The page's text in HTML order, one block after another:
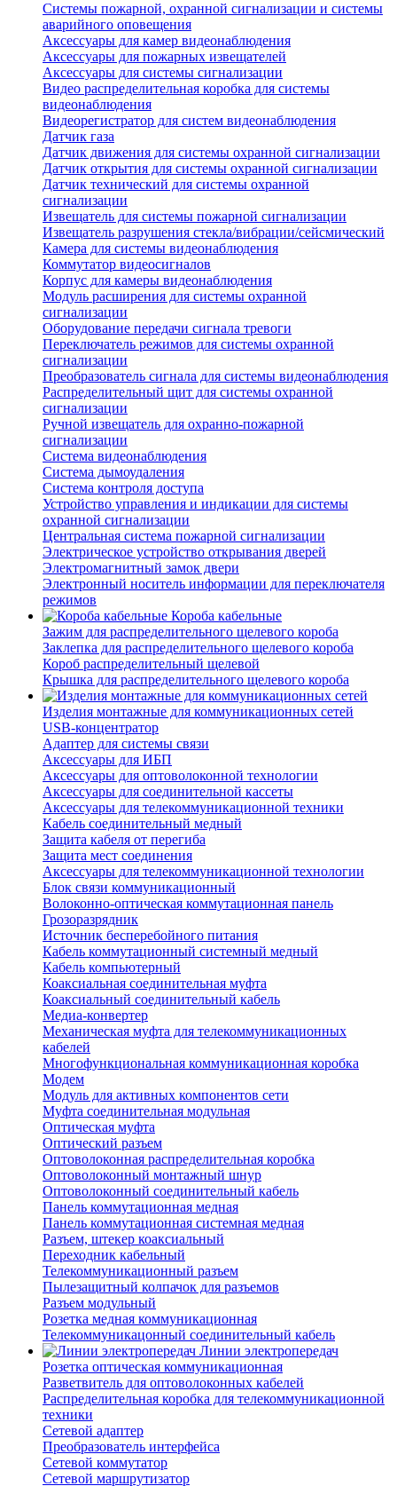
Системы пожарной, охранной сигнализации и системы
аварийного оповещения
Аксессуары для камер видеонаблюдения
Аксессуары для пожарных извещателей
Аксессуары для системы сигнализации
Видео распределительная коробка для системы
видеонаблюдения
Видеорегистратор для систем видеонаблюдения
Датчик газа
Датчик движения для системы охранной сигнализации
Датчик открытия для системы охранной сигнализации
Датчик технический для системы охранной
сигнализации
Извещатель для системы пожарной сигнализации
Извещатель разрушения стекла/вибрации/сейсмический
Камера для системы видеонаблюдения
Коммутатор видеосигналов
Корпус для камеры видеонаблюдения
Модуль расширения для системы охранной
сигнализации
Оборудование передачи сигнала тревоги
Переключатель режимов для системы охранной
сигнализации
Преобразователь сигнала для системы видеонаблюдения
Распределительный щит для системы охранной
сигнализации
Ручной извещатель для охранно-пожарной
сигнализации
Система видеонаблюдения
Система дымоудаления
Система контроля доступа
Устройство управления и индикации для системы
охранной сигнализации
Центральная система пожарной сигнализации
Электрическое устройство открывания дверей
Электромагнитный замок двери
Электронный носитель информации для переключателя
режимов
Короба кабельные
Зажим для распределительного щелевого короба
Заклепка для распределительного щелевого короба
Короб распределительный щелевой
Крышка для распределительного щелевого короба
Изделия монтажные для коммуникационных сетей
USB-концентратор
Адаптер для системы связи
Аксессуары для ИБП
Аксессуары для оптоволоконной технологии
Аксессуары для соединительной кассеты
Аксессуары для телекоммуникационной техники
Кабель соединительный медный
Защита кабеля от перегиба
Защита мест соединения
Аксессуары для телекоммуникационной технологии
Блок связи коммуникационный
Волоконно-оптическая коммутационная панель
Грозоразрядник
Источник бесперебойного питания
Кабель коммутационный системный медный
Кабель компьютерный
Коаксиальная соединительная муфта
Коаксиальный соединительный кабель
Медиа-конвертер
Механическая муфта для телекоммуникационных
кабелей
Многофункциональная коммуникационная коробка
Модем
Модуль для активных компонентов сети
Муфта соединительная модульная
Оптическая муфта
Оптический разъем
Оптоволоконная распределительная коробка
Оптоволоконный монтажный шнур
Оптоволоконный соединительный кабель
Панель коммутационная медная
Панель коммутационная системная медная
Разъем, штекер коаксиальный
Переходник кабельный
Телекоммуникационный разъем
Пылезащитный колпачок для разъемов
Разъем модульный
Розетка медная коммуникационная
Телекоммуникацонный соединительный кабель
Линии электропередач
Розетка оптическая коммуникационная
Разветвитель для оптоволоконных кабелей
Распределительная коробка для телекоммуникационной
техники
Сетевой адаптер
Преобразователь интерфейса
Сетевой коммутатор
Сетевой маршрутизатор